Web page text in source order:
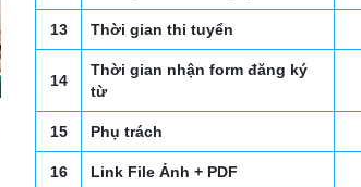
13 Thời gian thi tuyển
14
Thời gian nhận form đăng ký
từ
15 Phụ trách
16 Link File Ảnh + PDF